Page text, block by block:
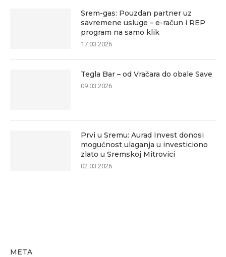
Srem-gas: Pouzdan partner uz
savremene usluge – e-račun i REP
program na samo klik
17.03.2026.
Tegla Bar – od Vračara do obale Save
09.03.2026.
Prvi u Sremu: Aurad Invest donosi
mogućnost ulaganja u investiciono
zlato u Sremskoj Mitrovici
02.03.2026.
META